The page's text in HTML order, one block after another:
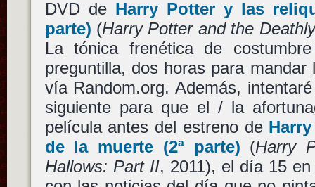
DVD de Harry Potter y las
parte) (Harry Potter and the
La tónica frenética de
preguntilla, dos horas para
vía Random.org. Además,
siguiente para que el / la
película antes del estreno de
de la muerte (2ª parte) (Harry
Hallows: Part II, 2011), el día 15